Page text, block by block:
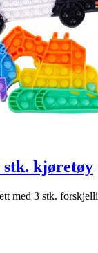
kjøretøy
med 3 stk.